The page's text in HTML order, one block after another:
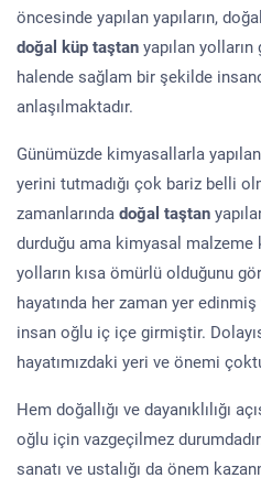
öncesinde yapılan yapıların,
doğal küp taştan yapılan
halende sağlam bir şekilde
anlaşılmaktadır.
Günümüzde kimyasallarla
yerini tutmadığı çok bariz belli
zamanlarında doğal taştan
durduğu ama kimyasal malzeme
yolların kısa ömürlü olduğunu
hayatında her zaman yer
insan oğlu iç içe girmiştir.
hayatımızdaki yeri ve önemi
Hem doğallığı ve dayanıklılığı
oğlu için vazgeçilmez
sanatı ve ustalığı da önem